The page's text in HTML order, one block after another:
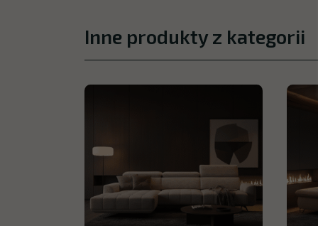
Inne produkty z kategorii